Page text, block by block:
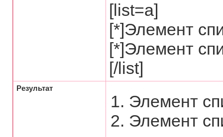
[list=a]
[*]Элемент
[*]Элемент
[/list]
Результат
Элемент
Элемент